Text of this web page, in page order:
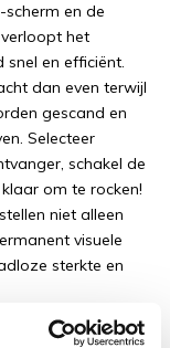
en de
het
snel en efficiënt.
dan even terwijl
gescand en
Selecteer
schakel de
om te rocken!
niet alleen
visuele
sterkte en